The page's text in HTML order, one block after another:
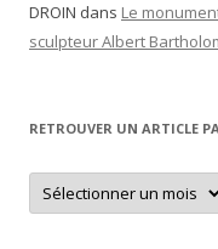
DROIN dans Le
sculpteur Albert
RETROUVER UN ARTICLE
Retrouver
un
article